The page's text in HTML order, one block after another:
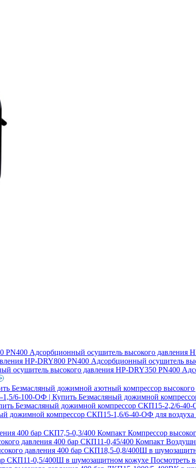
PN400 Адсорбционный осушитель высокого давления
HP-DRY800 PN400 Адсорбционный осушитель
осушитель высокого давления HP-DRY350 PN400
Безмасляный дожимной азотный компрессор
1,5/6-100-ОФ | Купить Безмасляный дожимной
Безмасляный дожимной компрессор СКП15-2,2/6-40-
дожимной компрессор СКП15-1,6/6-40-ОФ для воздуха
400 бар СКП7,5-0,3/400 Компакт Компрессор
давления 400 бар СКП11-0,45/400 Компакт
давления 400 бар СКП18,5-0,8/400Ш в
СКП11-0,5/400Ш в шумозащитном кожухе Посмотреть